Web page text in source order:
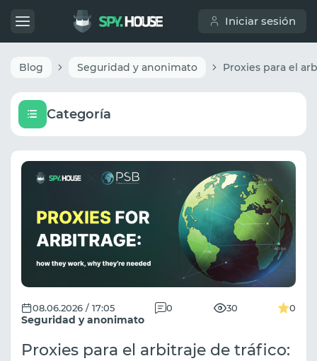
Iniciar sesión
Blog Seguridad y anonimato
Categoría
Seguridad y anonimato
08.06.2026 / 17:05 0 30 0
Proxies para el arbitraje de tráfico: